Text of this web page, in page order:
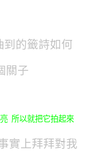
的籤詩如何
關子
所以就把它拍起來
實上拜拜對我